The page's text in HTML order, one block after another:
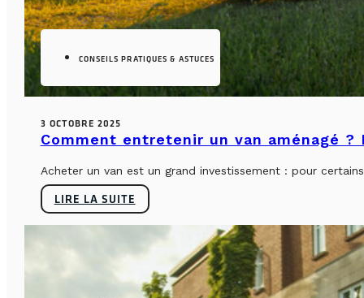
CONSEILS PRATIQUES & ASTUCES
3 OCTOBRE 2025
Comment entretenir un van aménagé
Acheter un van est un grand investissement : pour
LIRE LA SUITE